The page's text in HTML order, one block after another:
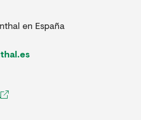
en España